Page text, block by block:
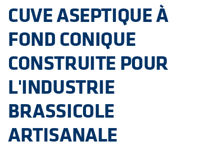
CUVE ASEPTIQUE À
FOND CONIQUE
CONSTRUITE POUR
L'INDUSTRIE
BRASSICOLE
ARTISANALE